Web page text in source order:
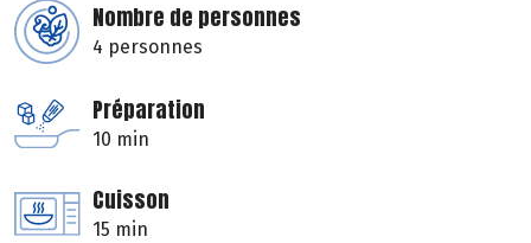
Nombre de personnes
4 personnes
Préparation
10 min
Cuisson
15 min